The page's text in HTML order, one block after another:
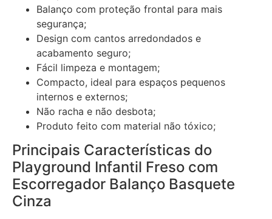
Balanço com proteção frontal para mais
segurança;
Design com cantos arredondados e
acabamento seguro;
Fácil limpeza e montagem;
Compacto, ideal para espaços pequenos
internos e externos;
Não racha e não desbota;
Produto feito com material não tóxico;
Principais Características do
Playground Infantil Freso com
Escorregador Balanço Basquete
Cinza